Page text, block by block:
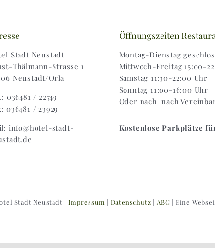
Stadt Neustadt
Thälmann-Strasse 1
Neustadt/Orla
036481 / 22749
036481 / 23929
info@hotel-stadt-
Öffnungszeiten
Montag-Dienstag
Mittwoch-Freitag 15:00-
Samstag 11:30-22:00 Uhr
Sonntag 11:00-16:00 Uhr
Oder nach nach
Kostenlose Parkplätze
Stadt Neustadt | Impressum | Datenschutz | ABG | Eine